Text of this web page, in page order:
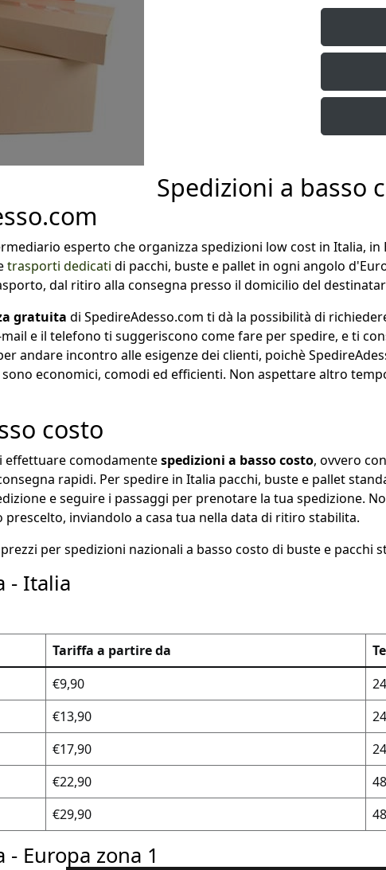
Spedizioni a basso
esperto che organizza spedizioni low cost in Italia,
trasporti dedicati di pacchi, buste e pallet in ogni angolo
dal ritiro alla consegna presso il domicilio del
gratuita di SpedireAdesso.com ti dà la possibilità di
e il telefono ti suggeriscono come fare per spedire, e ti
andare incontro alle esigenze dei clienti, poichè
economici, comodi ed efficienti. Non aspettare altro
costo
effettuare comodamentespedizioni a basso costo, ovvero
rapidi. Per spedire in Italia pacchi, buste e pallet
e seguire i passaggi per prenotare la tua spedizione.
inviandolo a casa tua nella data di ritiro stabilita.
per spedizioni nazionali a basso costo di buste e pacchi
- Italia
Tariffa a partire da
€9,90
€13,90
€17,90
€22,90
€29,90
Europa zona 1